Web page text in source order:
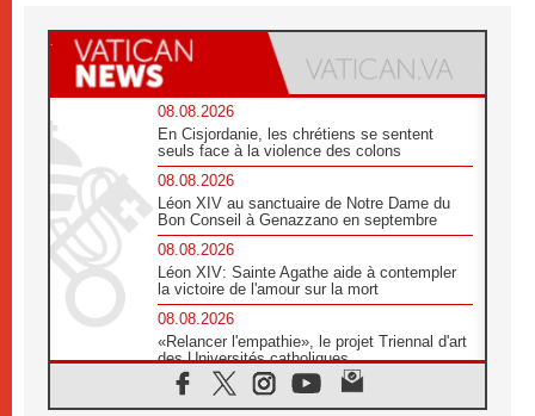
08.08.2026
En Cisjordanie, les chrétiens se sentent
seuls face à la violence des colons
08.08.2026
Léon XIV au sanctuaire de Notre Dame du
Bon Conseil à Genazzano en septembre
08.08.2026
Léon XIV: Sainte Agathe aide à contempler
la victoire de l'amour sur la mort
08.08.2026
«Relancer l'empathie», le projet Triennal d'art
des Universités catholiques
08.08.2026
Signis 2026, donner la parole aux religieuses